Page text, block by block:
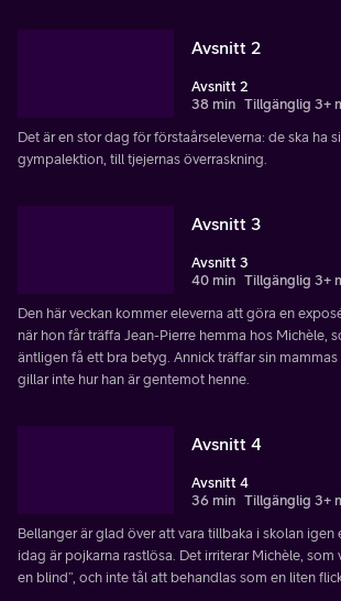
Avsnitt 2
Avsnitt 2
38 min Tillgänglig 3+
Det är en stor dag för förstaårseleverna: de ska ha
gympalektion, till tjejernas överraskning.
Avsnitt 3
Avsnitt 3
40 min Tillgänglig 3+
Den här veckan kommer eleverna att göra en
när hon får träffa Jean-Pierre hemma hos Michèle,
äntligen få ett bra betyg. Annick träffar sin
gillar inte hur han är gentemot henne.
Avsnitt 4
Avsnitt 4
36 min Tillgänglig 3+
Bellanger är glad över att vara tillbaka i skolan igen
idag är pojkarna rastlösa. Det irriterar Michèle, som
en blind”, och inte tål att behandlas som en liten